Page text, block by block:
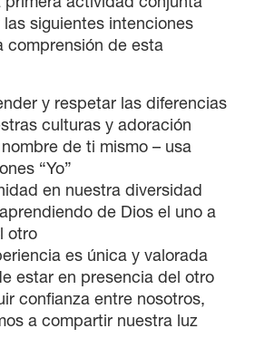
siguientes intenciones
comprensión de esta
y respetar las diferencias
culturas y adoración
de ti mismo – usa
“Yo”
en nuestra diversidad
de Dios el uno a
otro
es única y valorada
estar en presencia del otro
confianza entre nosotros,
a compartir nuestra luz